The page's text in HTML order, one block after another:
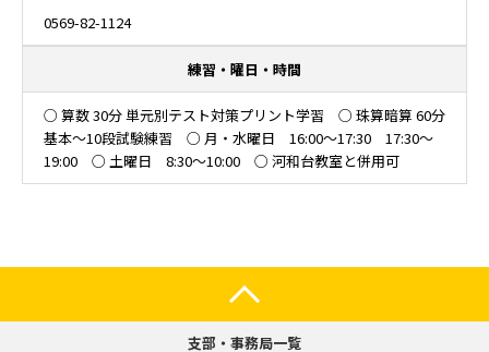
0569-82-1124
練習・曜日・時間
○ 算数 30分 単元別テスト対策プリント学習 ○ 珠算暗算 60分
基本～10段試験練習 ○ 月・水曜日 16:00～17:30 17:30～
19:00 ○ 土曜日 8:30～10:00 ○ 河和台教室と併用可
支部・事務局一覧